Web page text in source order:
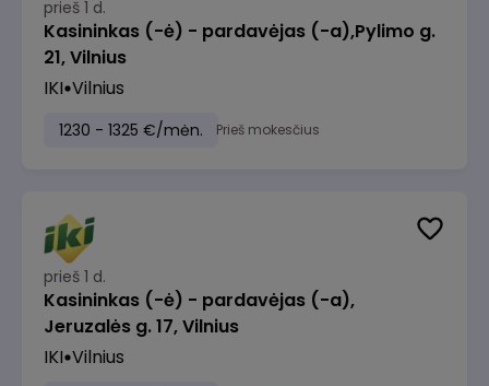
prieš 1 d.
Kasininkas (-ė) - pardavėjas (-a),Pylimo g.
21, Vilnius
IKI Vilnius
1230 - 1325 €/mėn. Prieš mokesčius
prieš 1 d.
Kasininkas (-ė) - pardavėjas (-a),
Jeruzalės g. 17, Vilnius
IKI Vilnius